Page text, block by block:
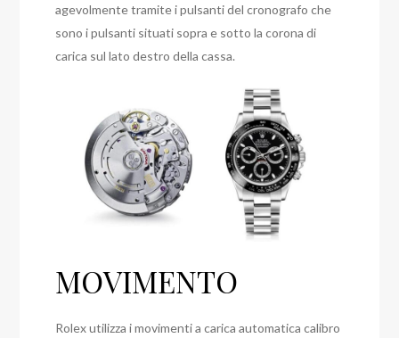
agevolmente tramite i pulsanti del cronografo che
sono i pulsanti situati sopra e sotto la corona di
carica sul lato destro della cassa.
MOVIMENTO
Rolex utilizza i movimenti a carica automatica calibro